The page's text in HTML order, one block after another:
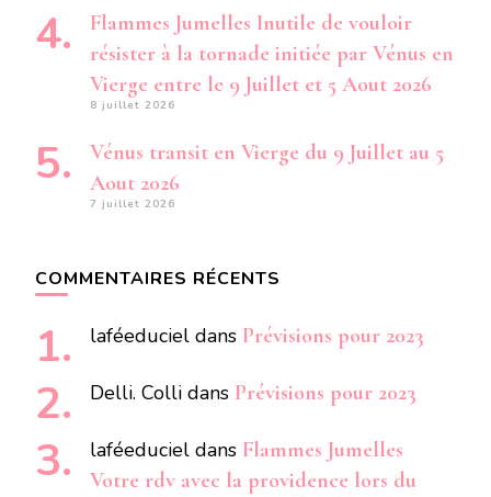
Flammes Jumelles Inutile de vouloir
résister à la tornade initiée par Vénus en
Vierge entre le 9 Juillet et 5 Aout 2026
8 juillet 2026
Vénus transit en Vierge du 9 Juillet au 5
Aout 2026
7 juillet 2026
COMMENTAIRES RÉCENTS
laféeduciel dans Prévisions pour 2023
Delli. Colli dans Prévisions pour 2023
laféeduciel dans Flammes Jumelles
Votre rdv avec la providence lors du